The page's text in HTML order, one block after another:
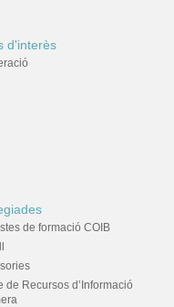
d'interès
de formació COIB
de Recursos d’Informació